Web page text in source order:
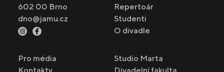
602 00 Brno
dno@jamu.cz
Repertoár
Studenti
O divadle
Pro média
Kontakty
Studio Marta
Divadelní fakulta